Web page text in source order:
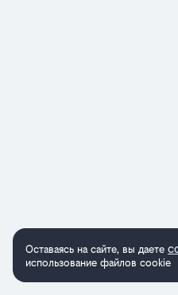
Оставаясь на сайте, вы даете
использование файлов cookie